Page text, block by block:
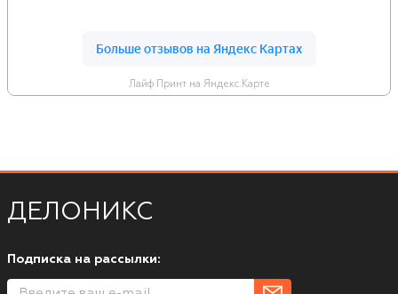
Лайф Принт на Яндекс.Карте
ДЕЛОНИКС
Подписка на рассылки: